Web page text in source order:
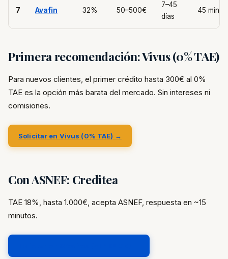
7 Avafin 32% 50–500€
7–45
días
45 min
Primera recomendación: Vivus (0% TAE)
Para nuevos clientes, el primer crédito hasta 300€ al 0%
TAE es la opción más barata del mercado. Sin intereses ni
comisiones.
Solicitar en Vivus (0% TAE) →
Con ASNEF: Creditea
TAE 18%, hasta 1.000€, acepta ASNEF, respuesta en ~15
minutos.